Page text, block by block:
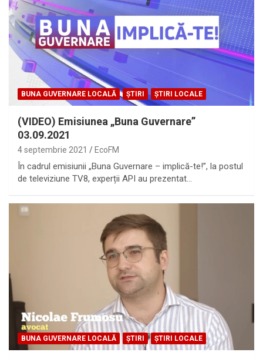
BUNA GUVERNARE LOCALĂ ȘTIRI ȘTIRI LOCALE
(VIDEO) Emisiunea „Buna Guvernare”
03.09.2021
4 septembrie 2021 EcoFM
În cadrul emisiunii „Buna Guvernare – implică-te!”, la postul
de televiziune TV8, experții API au prezentat…
BUNA GUVERNARE LOCALĂ ȘTIRI ȘTIRI LOCALE